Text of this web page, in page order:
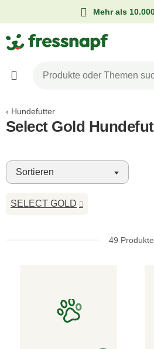
Mehr als
Hundefutter
Select Gold
Sortieren
SELECT GOLD
49 Produkte